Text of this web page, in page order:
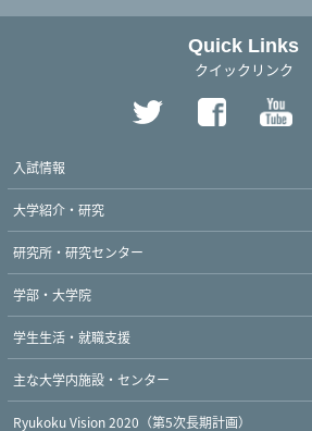
Quick Links
クイックリンク
入試情報
大学紹介・研究
研究所・研究センター
学部・大学院
学生生活・就職支援
主な大学内施設・センター
Ryukoku Vision 2020（第5次長期計画）